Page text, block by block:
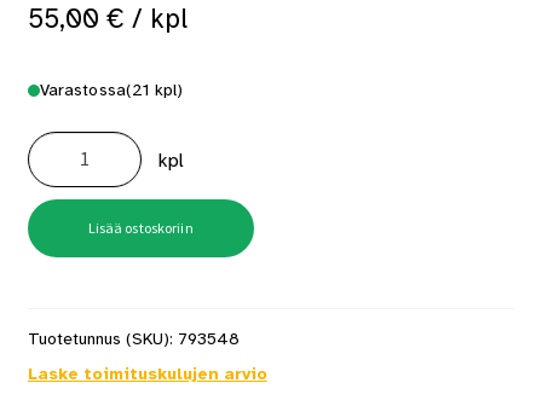
55,00 € / kpl
Varastossa(21 kpl)
Lattiakaivon
kansi
Pisko
197x197x4mm
RST
määrä
kpl
Lisää ostoskoriin
Tuotetunnus (SKU): 793548
Laske toimituskulujen arvio